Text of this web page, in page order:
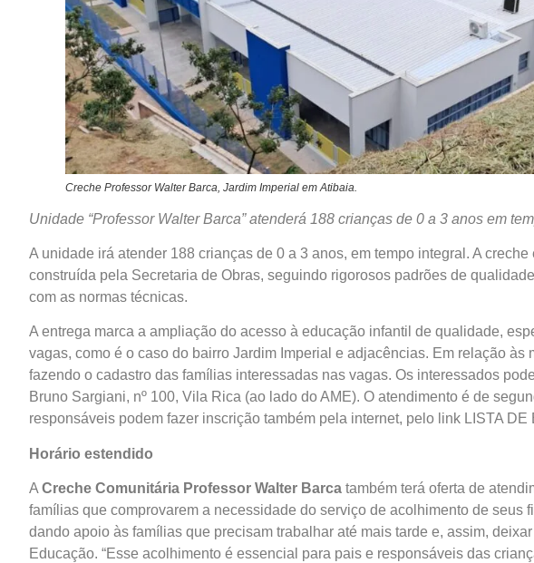
Creche Professor Walter Barca, Jardim Imperial em Atibaia.
Unidade “Professor Walter Barca” atenderá 188 crianças de 0 a 3 anos em
A unidade irá atender 188 crianças de 0 a 3 anos, em tempo integral. A
construída pela Secretaria de Obras, seguindo rigorosos padrões de
com as normas técnicas.
A entrega marca a ampliação do acesso à educação infantil de qualidade,
vagas, como é o caso do bairro Jardim Imperial e adjacências. Em relação às
fazendo o cadastro das famílias interessadas nas vagas. Os interessados
Bruno Sargiani, nº 100, Vila Rica (ao lado do AME). O atendimento é de
responsáveis podem fazer inscrição também pela internet, pelo link LISTA DE
Horário estendido
A Creche Comunitária Professor Walter Barca também terá oferta de
famílias que comprovarem a necessidade do serviço de acolhimento de seus
dando apoio às famílias que precisam trabalhar até mais tarde e, assim,
Educação. “Esse acolhimento é essencial para pais e responsáveis das